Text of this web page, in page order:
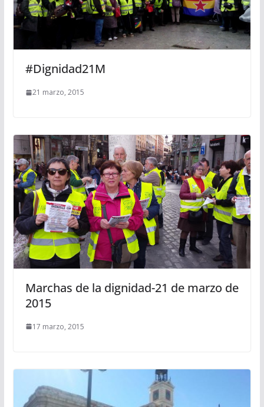
#Dignidad21M
21 marzo, 2015
Marchas de la dignidad-21 de marzo de
2015
17 marzo, 2015